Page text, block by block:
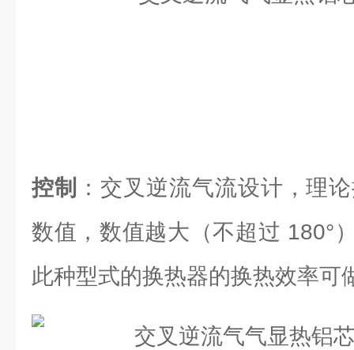
控制
：交叉逆流气流设计，理
数值，数值越大（不超过 180°
此种型式的换热器的换热效率可